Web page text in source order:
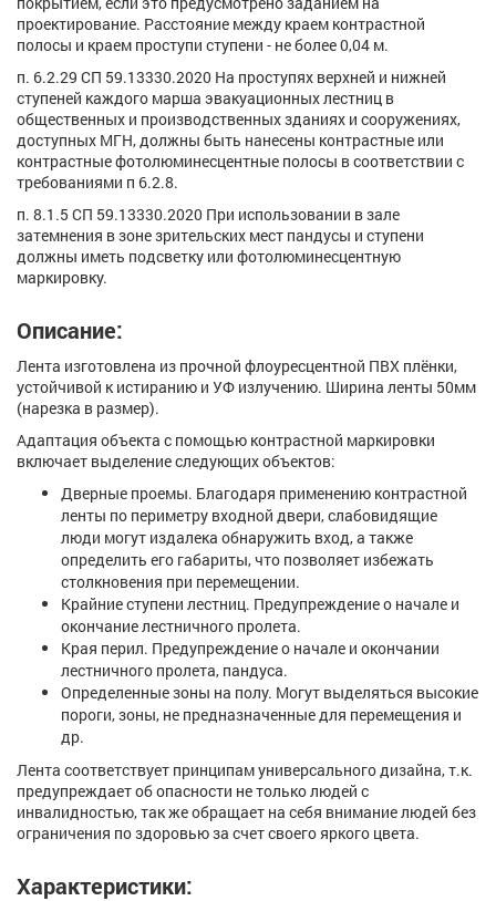
проектирование. Расстояние между краем контрастной
полосы и краем проступи ступени - не более 0,04 м.
п. 6.2.29 СП 59.13330.2020 На проступях верхней и нижней
ступеней каждого марша эвакуационных лестниц в
общественных и производственных зданиях и сооружениях,
доступных МГН, должны быть нанесены контрастные или
контрастные фотолюминесцентные полосы в соответствии с
требованиями п 6.2.8.
п. 8.1.5 СП 59.13330.2020 При использовании в зале
затемнения в зоне зрительских мест пандусы и ступени
должны иметь подсветку или фотолюминесцентную
маркировку.
Описание:
Лента изготовлена из прочной флоуресцентной ПВХ плёнки,
устойчивой к истиранию и УФ излучению. Ширина ленты 50мм
(нарезка в размер).
Адаптация объекта с помощью контрастной маркировки
включает выделение следующих объектов:
Дверные проемы. Благодаря применению контрастной
ленты по периметру входной двери, слабовидящие
люди могут издалека обнаружить вход, а также
определить его габариты, что позволяет избежать
столкновения при перемещении.
Крайние ступени лестниц. Предупреждение о начале и
окончание лестничного пролета.
Края перил. Предупреждение о начале и окончании
лестничного пролета, пандуса.
Определенные зоны на полу. Могут выделяться высокие
пороги, зоны, не предназначенные для перемещения и
др.
Лента соответствует принципам универсального дизайна, т.к.
предупреждает об опасности не только людей с
инвалидностью, так же обращает на себя внимание людей без
ограничения по здоровью за счет своего яркого цвета.
Характеристики: